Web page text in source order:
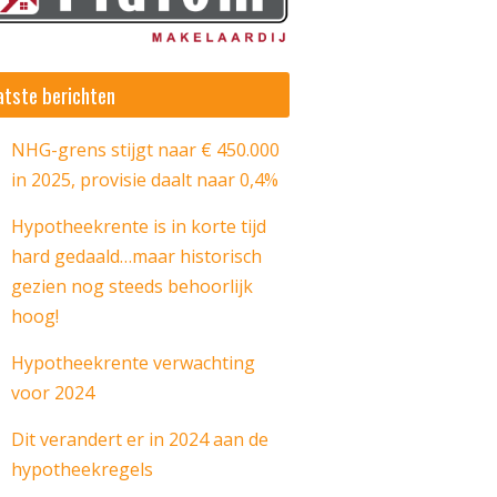
berichten
NHG-grens stijgt naar € 450.000
in 2025, provisie daalt naar 0,4%
Hypotheekrente is in korte tijd
hard gedaald…maar historisch
gezien nog steeds behoorlijk
hoog!
Hypotheekrente verwachting
voor 2024
Dit verandert er in 2024 aan de
hypotheekregels